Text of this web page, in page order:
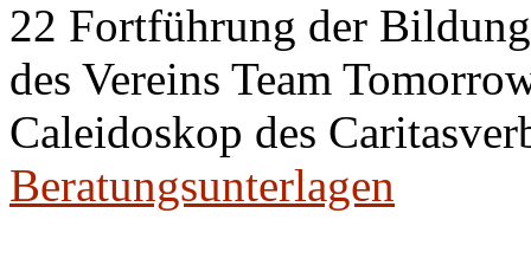
22 Fortführung der
des Vereins Team
Caleidoskop des
Beratungsunterlagen